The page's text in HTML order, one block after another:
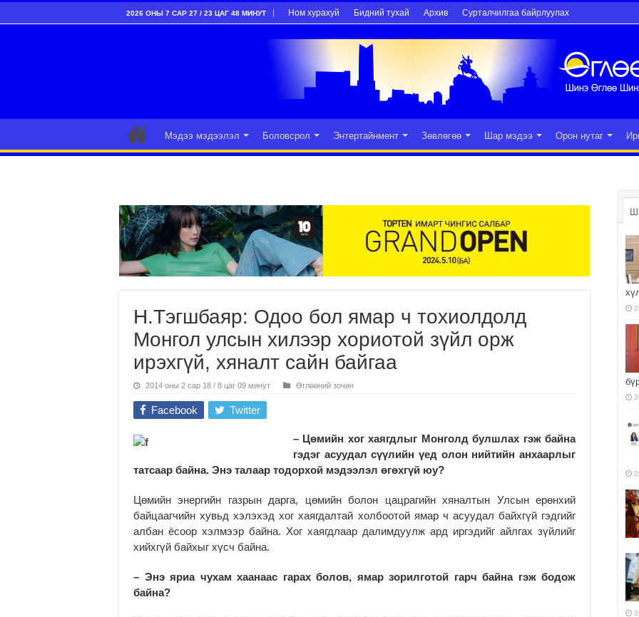
2026 ОНЫ 7 САР 27 / 23 ЦАГ 48 МИНУТ Ном хурахуй Бидний тухай Архив Сурталчилгаа байрлуулах
Мэдээ мэдээлэл Боловсрол Энтертайнмент Зөвлөгөө Шар мэдээ Орон нутаг
Н.Тэгшбаяр: Одоо бол ямар ч тохиолдолд
Монгол улсын хилээр хориотой зүйл орж
ирэхгүй, хяналт сайн байгаа
2014 оны 2 сар 18 / 8 цаг 09 минут Өглөөний зочин
Facebook Twitter
– Цөмийн хог хаягдлыг Монголд булшлах гэж байна
гэдэг асуудал сүүлийн үед олон нийтийн анхаарлыг
татсаар байна. Энэ талаар тодорхой мэдээлэл өгөхгүй юу?
Цөмийн энергийн газрын дарга, цөмийн болон цацрагийн хяналтын Улсын ерөнхий
байцаагчийн хувьд хэлэхэд хог хаягдалтай холбоотой ямар ч асуудал байхгүй гэдгийг
албан ёсоор хэлмээр байна. Хог хаягдлаар далимдуулж ард иргэдийг айлгах зүйлийг
хийхгүй байхыг хүсч байна.
– Энэ яриа чухам хаанаас гарах болов, ямар зорилготой гарч байна гэж бодож
байна?